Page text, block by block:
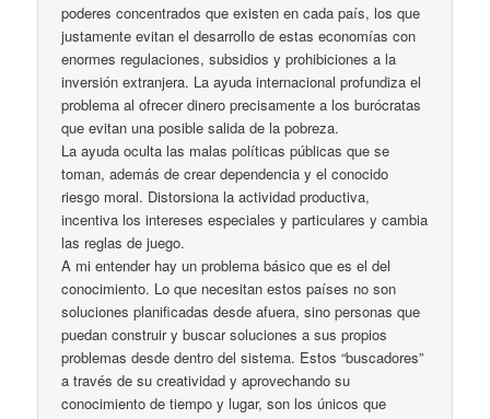
poderes concentrados que existen en cada país, los que
justamente evitan el desarrollo de estas economías con
enormes regulaciones, subsidios y prohibiciones a la
inversión extranjera. La ayuda internacional profundiza el
problema al ofrecer dinero precisamente a los burócratas
que evitan una posible salida de la pobreza.
La ayuda oculta las malas políticas públicas que se
toman, además de crear dependencia y el conocido
riesgo moral. Distorsiona la actividad productiva,
incentiva los intereses especiales y particulares y cambia
las reglas de juego.
A mi entender hay un problema básico que es el del
conocimiento. Lo que necesitan estos países no son
soluciones planificadas desde afuera, sino personas que
puedan construir y buscar soluciones a sus propios
problemas desde dentro del sistema. Estos “buscadores”
a través de su creatividad y aprovechando su
conocimiento de tiempo y lugar, son los únicos que